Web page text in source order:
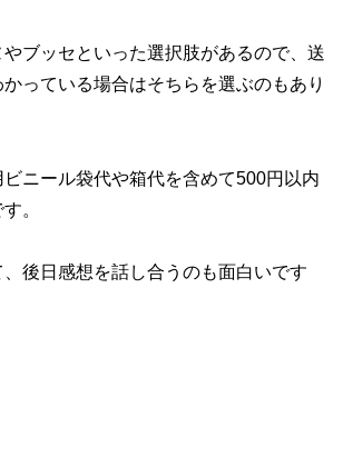
ブッセといった選択肢があるので、送
っている場合はそちらを選ぶのもあり
ニール袋代や箱代を含めて500円以内
。
後日感想を話し合うのも面白いです